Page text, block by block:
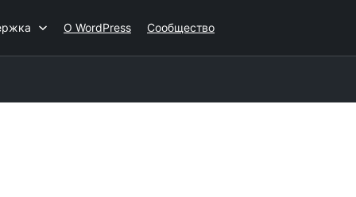
О WordPress Сообщество